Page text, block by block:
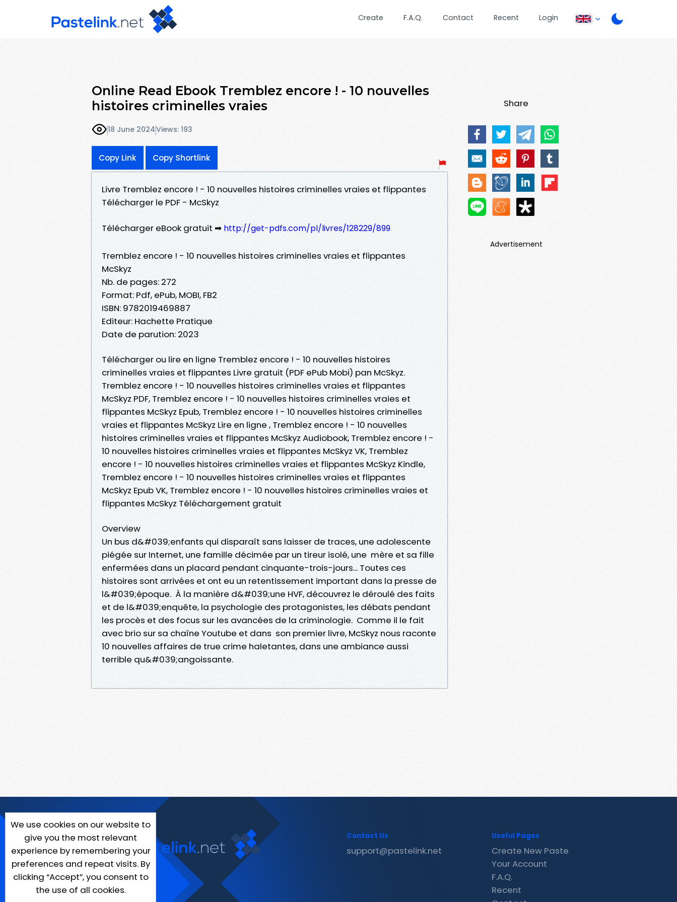
Create F.A.Q. Contact Recent Login
Online Read Ebook Tremblez encore ! - 10 nouvelles
histoires criminelles vraies
18 June 2024Views: 193
Copy Link Copy Shortlink
Livre Tremblez encore ! - 10 nouvelles histoires criminelles vraies et flippantes
Télécharger le PDF - McSkyz
Télécharger eBook gratuit ➡ http://get-pdfs.com/pl/livres/128229/899
Tremblez encore ! - 10 nouvelles histoires criminelles vraies et flippantes
McSkyz
Nb. de pages: 272
Format: Pdf, ePub, MOBI, FB2
ISBN: 9782019469887
Editeur: Hachette Pratique
Date de parution: 2023
Télécharger ou lire en ligne Tremblez encore ! - 10 nouvelles histoires
criminelles vraies et flippantes Livre gratuit (PDF ePub Mobi) pan McSkyz.
Tremblez encore ! - 10 nouvelles histoires criminelles vraies et flippantes
McSkyz PDF, Tremblez encore ! - 10 nouvelles histoires criminelles vraies et
flippantes McSkyz Epub, Tremblez encore ! - 10 nouvelles histoires criminelles
vraies et flippantes McSkyz Lire en ligne , Tremblez encore ! - 10 nouvelles
histoires criminelles vraies et flippantes McSkyz Audiobook, Tremblez encore ! -
10 nouvelles histoires criminelles vraies et flippantes McSkyz VK, Tremblez
encore ! - 10 nouvelles histoires criminelles vraies et flippantes McSkyz Kindle,
Tremblez encore ! - 10 nouvelles histoires criminelles vraies et flippantes
McSkyz Epub VK, Tremblez encore ! - 10 nouvelles histoires criminelles vraies et
flippantes McSkyz Téléchargement gratuit
Overview
Un bus d&#039;enfants qui disparaît sans laisser de traces, une adolescente
piégée sur Internet, une famille décimée par un tireur isolé, une mère et sa fille
enfermées dans un placard pendant cinquante-trois-jours... Toutes ces
histoires sont arrivées et ont eu un retentissement important dans la presse de
l&#039;époque. À la manière d&#039;une HVF, découvrez le déroulé des faits
et de l&#039;enquête, la psychologie des protagonistes, les débats pendant
les procès et des focus sur les avancées de la criminologie. Comme il le fait
avec brio sur sa chaîne Youtube et dans son premier livre, McSkyz nous raconte
10 nouvelles affaires de true crime haletantes, dans une ambiance aussi
terrible qu&#039;angoissante.
Share
Advertisement
We use cookies on our website to
give you the most relevant
experience by remembering your
preferences and repeat visits. By
clicking “Accept”, you consent to
the use of all cookies.
Contact Us
support@pastelink.net
Useful Pages
Create New Paste
Your Account
F.A.Q.
Recent